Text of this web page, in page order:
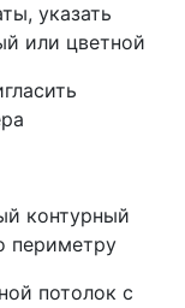
указать
или цветной
контурный
периметру
потолок с